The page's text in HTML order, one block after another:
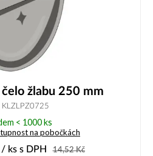
čelo žlabu 250 mm
KLZLPZ0725
< 1000 ks
na pobočkách
ks s DPH 14,52Kč